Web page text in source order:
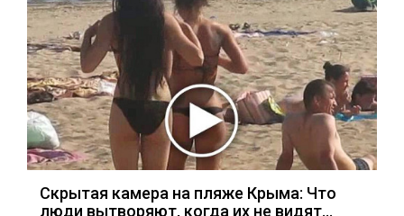
Скрытая камера на пляже Крыма: Что
люди вытворяют, когда их не видят...